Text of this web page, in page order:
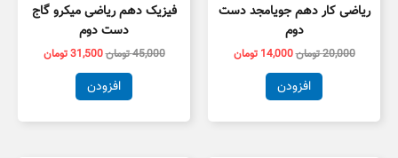
ریاضی کار دهم جویامجد دست
دوم
20,000تومان14,000 تومان
افزودن
فیزیک دهم ریاضی میکرو گاج
دست دوم
45,000تومان31,500تومان
افزودن